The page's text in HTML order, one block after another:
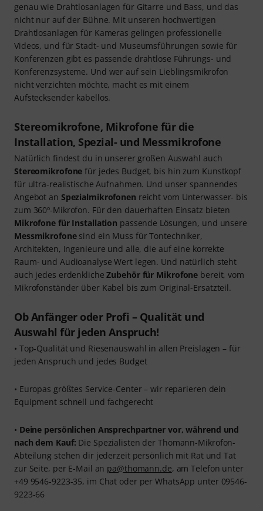
genau wie Drahtlosanlagen für Gitarre und Bass, und das
nicht nur auf der Bühne. Mit unseren hochwertigen
Drahtlosanlagen für Kameras gelingen professionelle
Videos, und für Stadt- und Museumsführungen sowie für
Konferenzen gibt es passende drahtlose Führungs- und
Konferenzsysteme. Und wer auf sein Lieblingsmikrofon
nicht verzichten möchte, macht es mit einem
Aufstecksender kabellos.
Stereomikrofone, Mikrofone für die
Installation, Spezial- und Messmikrofone
Natürlich findest du in unserer großen Auswahl auch
Stereomikrofone für jedes Budget, bis hin zum Kunstkopf
für ultra-realistische Aufnahmen. Und unser spannendes
Angebot an Spezialmikrofonen reicht vom Unterwasser- bis
zum 360º-Mikrofon. Für den dauerhaften Einsatz bieten
Mikrofone für Installation passende Lösungen, und unsere
Messmikrofonesind ein Muss für Tontechniker,
Architekten, Ingenieure und alle, die auf eine korrekte
Raum- und Audioanalyse Wert legen. Und natürlich steht
auch jedes erdenklicheZubehör für Mikrofone bereit, vom
Mikrofonständer über Kabel bis zum Original-Ersatzteil.
Ob Anfänger oder Profi – Qualität und
Auswahl für jeden Anspruch!
• Top-Qualität und Riesenauswahl in allen Preislagen – für
jeden Anspruch und jedes Budget
• Europas größtes Service-Center – wir reparieren dein
Equipment schnell und fachgerecht
• Deine persönlichen Ansprechpartner vor, während und
nach dem Kauf: Die Spezialisten der Thomann-Mikrofon-
Abteilung stehen dir jederzeit persönlich mit Rat und Tat
zur Seite, per E-Mail an pa@thomann.de, am Telefon unter
+49 9546-9223-35, im Chat oder per WhatsApp unter 09546-
9223-66